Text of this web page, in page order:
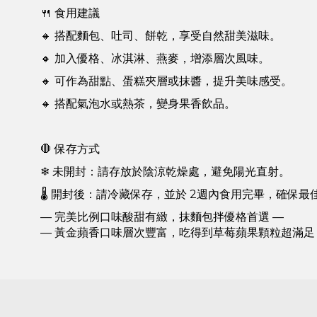
🍴 食用建議
🔸 搭配麵包、吐司、餅乾，享受自然甜美滋味。
🔸 加入優格、冰淇淋、燕麥，增添層次風味。
🔸 可作為甜點、蛋糕夾層或抹醬，提升美味感受。
🔸 搭配氣泡水或熱茶，變身果香飲品。
🛑 保存方式
❄ 未開封：請存放於陰涼乾燥處，避免陽光直射。
🌡 開封後：請冷藏保存，並於 2週內食用完畢，確保最
— 完美比例口味酸甜有緻，抹麵包拌優格首選 —
— 黃金蘋香口味層次豐富，吃得到草莓蘋果顆粒超滿